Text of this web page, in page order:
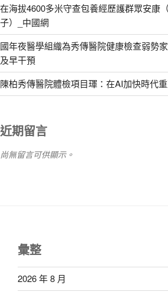
在海拔4600多米守查包養經歷護群眾安康
子）_中國網
國年夜醫學組織為秀傳醫院健康檢查弱勢
及早干預
陳柏秀傳醫院體檢項目琿：在AI加快時代
近期留言
尚無留言可供顯示。
彙整
2026 年 8 月